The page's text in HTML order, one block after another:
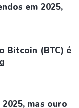
em 2025,
Bitcoin (BTC) é
mas ouro